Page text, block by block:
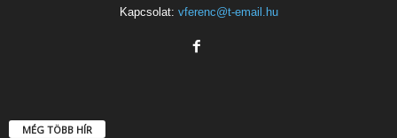
Kapcsolat: vferenc@t-email.hu
MÉG TÖBB HÍR